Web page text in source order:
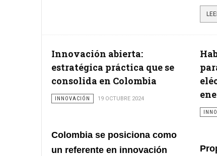
Innovación abierta:
estratégica práctica que se
consolida en Colombia
INNOVACIÓN 19 OCTUBRE 2024
Colombia se posiciona como
un referente en innovación